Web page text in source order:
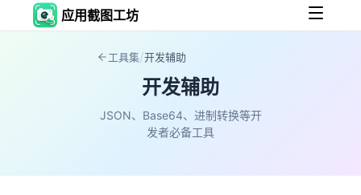
应用截图工坊
工具集/开发辅助
开发辅助
JSON、Base64、进制转换等开
发者必备工具